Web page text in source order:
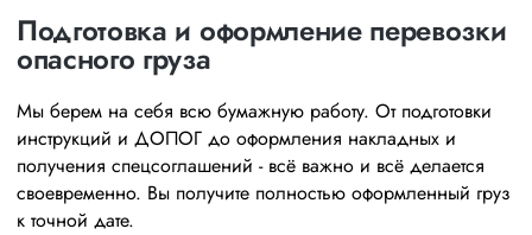
Подготовка и оформление перевозки
опасного груза
Мы берем на себя всю бумажную работу. От подготовки
инструкций и ДОПОГ до оформления накладных и
получения спецсоглашений - всё важно и всё делается
своевременно. Вы получите полностью оформленный груз
к точной дате.